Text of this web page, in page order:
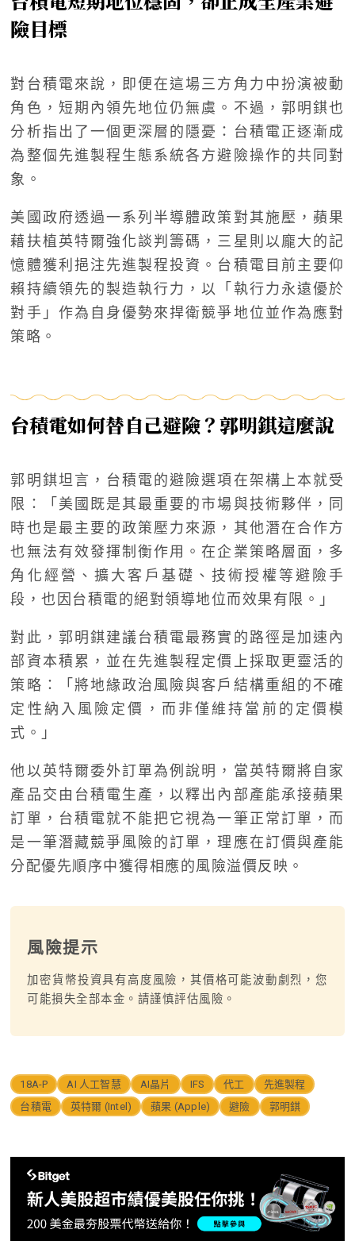
險目標
對台積電來說，即便在這場三方角力中扮演被動
角色，短期內領先地位仍無虞。不過，郭明錤也
分析指出了一個更深層的隱憂：台積電正逐漸成
為整個先進製程生態系統各方避險操作的共同對
象。
美國政府透過一系列半導體政策對其施壓，蘋果
藉扶植英特爾強化談判籌碼，三星則以龐大的記
憶體獲利挹注先進製程投資。台積電目前主要仰
賴持續領先的製造執行力，以「執行力永遠優於
對手」作為自身優勢來捍衛競爭地位並作為應對
策略。
台積電如何替自己避險？郭明錤這麼說
郭明錤坦言，台積電的避險選項在架構上本就受
限：「美國既是其最重要的市場與技術夥伴，同
時也是最主要的政策壓力來源，其他潛在合作方
也無法有效發揮制衡作用。在企業策略層面，多
角化經營、擴大客戶基礎、技術授權等避險手
段，也因台積電的絕對領導地位而效果有限。」
對此，郭明錤建議台積電最務實的路徑是加速內
部資本積累，並在先進製程定價上採取更靈活的
策略：「將地緣政治風險與客戶結構重組的不確
定性納入風險定價，而非僅維持當前的定價模
式。」
他以英特爾委外訂單為例說明，當英特爾將自家
產品交由台積電生產，以釋出內部產能承接蘋果
訂單，台積電就不能把它視為一筆正常訂單，而
是一筆潛藏競爭風險的訂單，理應在訂價與產能
分配優先順序中獲得相應的風險溢價反映。
風險提示
加密貨幣投資具有高度風險，其價格可能波動劇烈，您
可能損失全部本金。請謹慎評估風險。
18A-P AI 人工智慧 AI晶片 IFS 代工
先進製程
台積電
英特爾 (Intel) 蘋果 (Apple) 避險 郭明錤